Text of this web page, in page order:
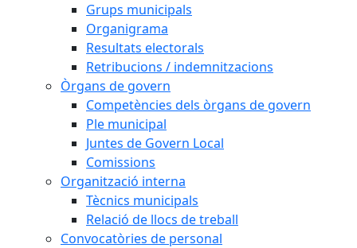
Grups municipals
Organigrama
Resultats electorals
Retribucions / indemnitzacions
Òrgans de govern
Competències dels òrgans de govern
Ple municipal
Juntes de Govern Local
Comissions
Organització interna
Tècnics municipals
Relació de llocs de treball
Convocatòries de personal